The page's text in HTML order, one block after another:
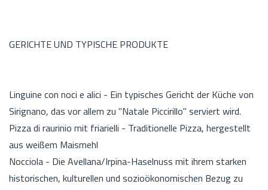
GERICHTE UND TYPISCHE PRODUKTE
Linguine con noci e alici - Ein typisches Gericht der Küche von
Sirignano, das vor allem zu "Natale Piccirillo" serviert wird.
Pizza di raurinio mit friarielli - Traditionelle Pizza, hergestellt
aus weißem Maismehl
Nocciola - Die Avellana/Irpina-Haselnuss mit ihrem starken
historischen, kulturellen und sozioökonomischen Bezug zu